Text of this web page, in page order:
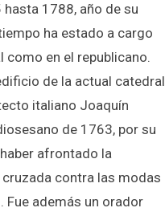
1788, año de su
ha estado a cargo
como en el republicano.
de la actual catedral
italiano Joaquín
de 1763, por su
afrontado la
contra las modas
Fue además un orador